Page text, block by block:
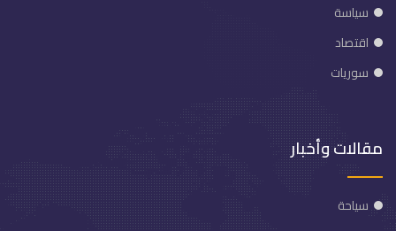
سياسة
اقتصاد
سوريات
مقالات وأخبار
سياحة